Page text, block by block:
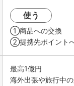
使う
①商品への交換
②提携先ポイント
最高1億円
海外出張や旅行中